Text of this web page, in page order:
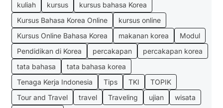
kuliah
kursus
kursus bahasa Korea
Kursus Bahasa Korea Online
kursus online
Kursus Online Bahasa Korea
makanan korea
Modul
Pendidikan di Korea
percakapan
percakapan korea
tata bahasa
tata bahasa korea
Tenaga Kerja Indonesia
Tips TKI
TOPIK
Tour and Travel
travel Traveling ujian
wisata